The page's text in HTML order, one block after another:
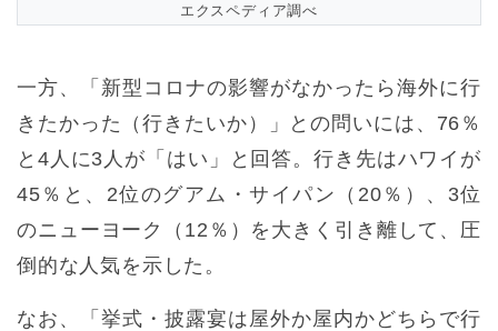
エクスペディア調べ
一方、「新型コロナの影響がなかったら海外に行
きたかった（行きたいか）」との問いには、76％
と4人に3人が「はい」と回答。行き先はハワイが
45％と、2位のグアム・サイパン（20％）、3位
のニューヨーク（12％）を大きく引き離して、圧
倒的な人気を示した。
なお、「挙式・披露宴は屋外か屋内かどちらで行